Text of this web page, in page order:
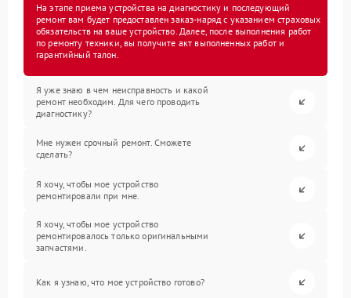
На этапе приема устройства на диагностику и последующий
ремонт вам будет предоставлен заказ-наряд с указанием страховых
обязательств на ваше устройство. Далее, после выполнения работ
по ремонту техники, вы получите акт выполненных работ и
гарантийный талон.
Я уже знаю в чем неисправность и какой
ремонт необходим. Для чего проводить
диагностику?
Мне нужен срочный ремонт. Сможете
сделать?
Я хочу, чтобы мое устройство
ремонтировали при мне.
Я хочу, чтобы мое устройство
ремонтировалось только оригинальными
запчастями.
Как я узнаю, что мое устройство готово?